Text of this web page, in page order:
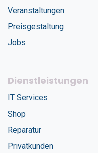
Veranstaltungen
Preisgestaltung
Jobs
Dienstleistungen
IT Services
Shop
Reparatur
Privatkunden